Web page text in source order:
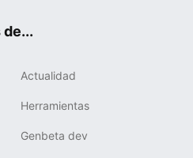
de...
Actualidad
Herramientas
Genbeta dev